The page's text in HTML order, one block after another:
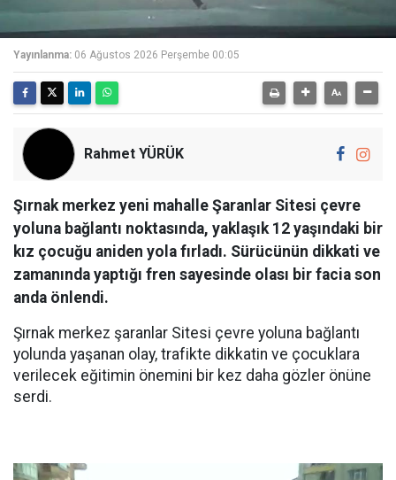
Yayınlanma: 06 Ağustos 2026 Perşembe 00:05
Rahmet YÜRÜK
Şırnak merkez yeni mahalle Şaranlar Sitesi çevre
yoluna bağlantı noktasında, yaklaşık 12 yaşındaki bir
kız çocuğu aniden yola fırladı. Sürücünün dikkati ve
zamanında yaptığı fren sayesinde olası bir facia son
anda önlendi.
Şırnak merkez şaranlar Sitesi çevre yoluna bağlantı
yolunda yaşanan olay, trafikte dikkatin ve çocuklara
verilecek eğitimin önemini bir kez daha gözler önüne
serdi.